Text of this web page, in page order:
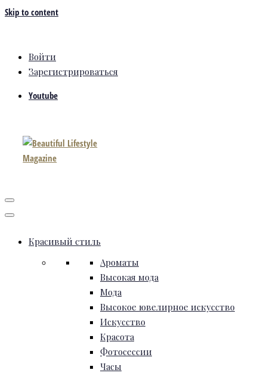
Skip to content
Войти
Зарегистрироваться
Youtube
Красивый стиль
Ароматы
Высокая мода
Мода
Высокое ювелирное искусство
Искусство
Красота
Фотосессии
Часы